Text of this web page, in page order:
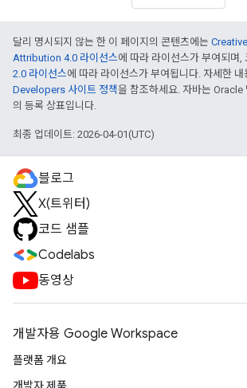
달리 명시되지 않는 한 이 페이지의 콘텐츠에는
Attribution 4.0 라이선스에 따라 라이선스가 부여되며,
2.0 라이선스에 따라 라이선스가 부여됩니다. 자세한 내
Developers 사이트 정책을 참조하세요. 자바는
의 등록 상표입니다.
최종 업데이트: 2026-04-01(UTC)
블로그
X(트위터)
코드 샘플
Codelabs
동영상
개발자용 Google Workspace
플랫폼 개요